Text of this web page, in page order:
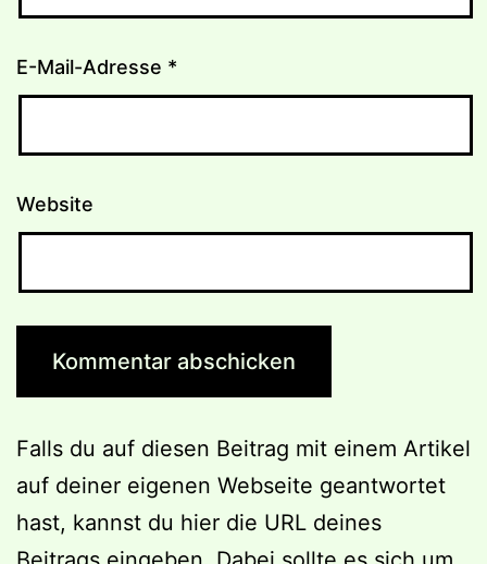
E-Mail-Adresse *
Website
Falls du auf diesen Beitrag mit einem Artikel
auf deiner eigenen Webseite geantwortet
hast, kannst du hier die URL deines